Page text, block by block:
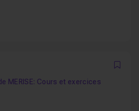
MERISE: Cours et exercices